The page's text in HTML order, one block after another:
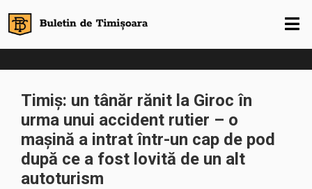
Timiș: un tânăr rănit la Giroc în
urma unui accident rutier – o
mașină a intrat într-un cap de pod
după ce a fost lovită de un alt
autoturism